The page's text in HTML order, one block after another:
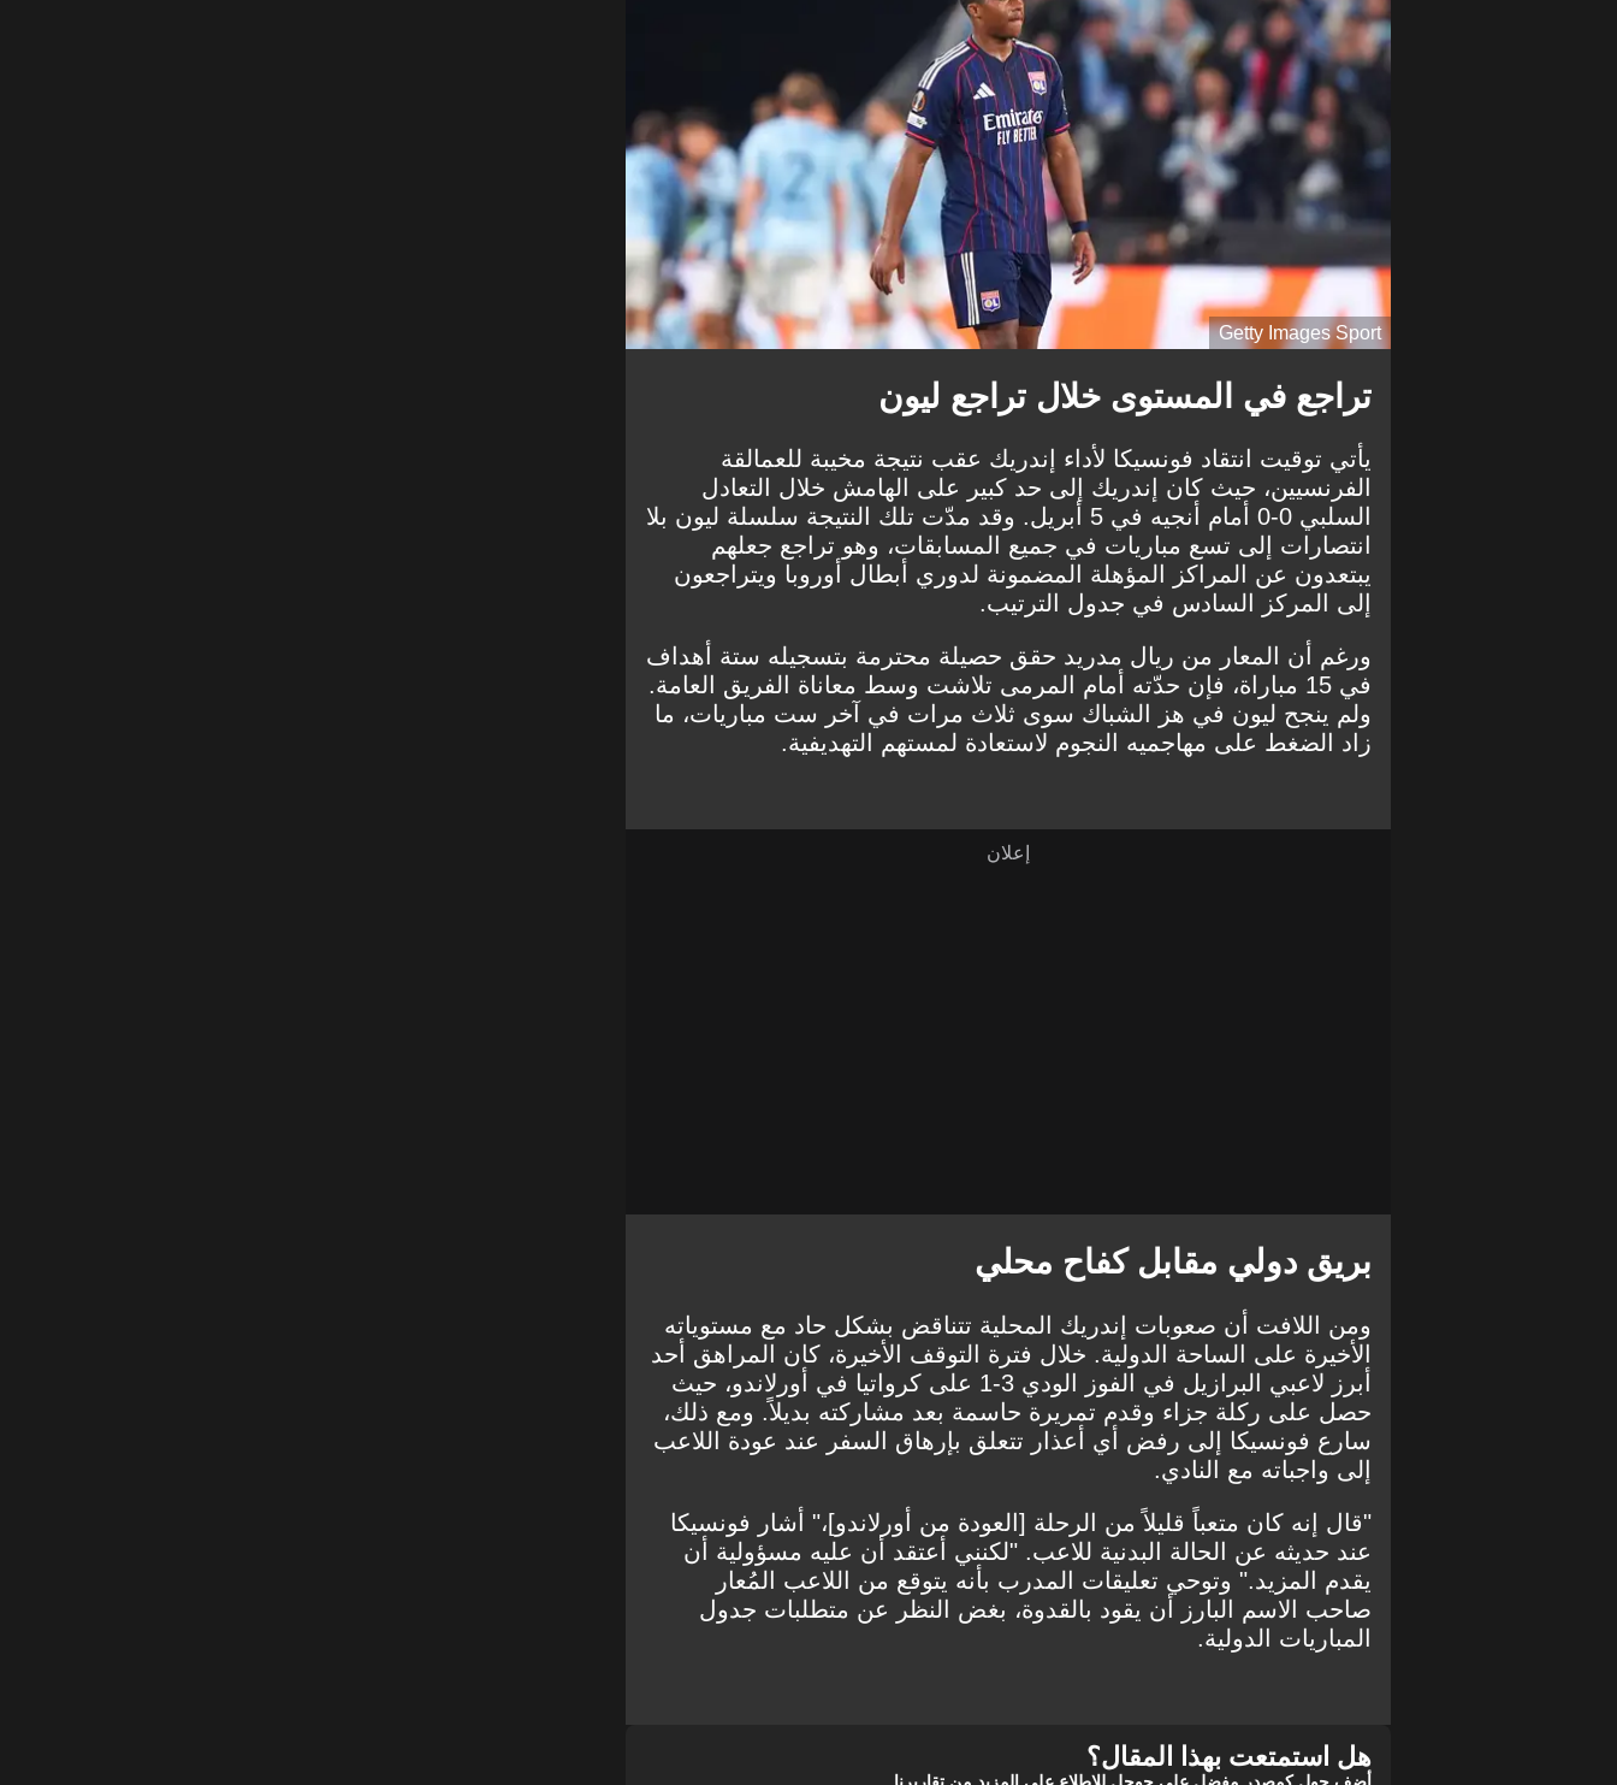
Getty Images Sport
تراجع في المستوى خلال تراجع ليون
يأتي توقيت انتقاد فونسيكا لأداء إندريك عقب نتيجة مخيبة للعمالقة
الفرنسيين، حيث كان إندريك إلى حد كبير على الهامش خلال التعادل
السلبي 0-0 أمام أنجيه في 5 أبريل. وقد مدّت تلك النتيجة سلسلة ليون بلا
انتصارات إلى تسع مباريات في جميع المسابقات، وهو تراجع جعلهم
يبتعدون عن المراكز المؤهلة المضمونة لدوري أبطال أوروبا ويتراجعون
إلى المركز السادس في جدول الترتيب.
ورغم أن المعار من ريال مدريد حقق حصيلة محترمة بتسجيله ستة أهداف
في 15 مباراة، فإن حدّته أمام المرمى تلاشت وسط معاناة الفريق العامة.
ولم ينجح ليون في هز الشباك سوى ثلاث مرات في آخر ست مباريات، ما
زاد الضغط على مهاجميه النجوم لاستعادة لمستهم التهديفية.
بريق دولي مقابل كفاح محلي
ومن اللافت أن صعوبات إندريك المحلية تتناقض بشكل حاد مع مستوياته
الأخيرة على الساحة الدولية. خلال فترة التوقف الأخيرة، كان المراهق أحد
أبرز لاعبي البرازيل في الفوز الودي 3-1 على كرواتيا في أورلاندو، حيث
حصل على ركلة جزاء وقدم تمريرة حاسمة بعد مشاركته بديلاً. ومع ذلك،
سارع فونسيكا إلى رفض أي أعذار تتعلق بإرهاق السفر عند عودة اللاعب
إلى واجباته مع النادي.
"قال إنه كان متعباً قليلاً من الرحلة [العودة من أورلاندو]،" أشار فونسيكا
عند حديثه عن الحالة البدنية للاعب. "لكنني أعتقد أن عليه مسؤولية أن
يقدم المزيد." وتوحي تعليقات المدرب بأنه يتوقع من اللاعب المُعار
صاحب الاسم البارز أن يقود بالقدوة، بغض النظر عن متطلبات جدول
المباريات الدولية.
هل استمتعت بهذا المقال؟
أضف جول كمصدر مفضل على جوجل للاطلاع على المزيد من تقاريرنا